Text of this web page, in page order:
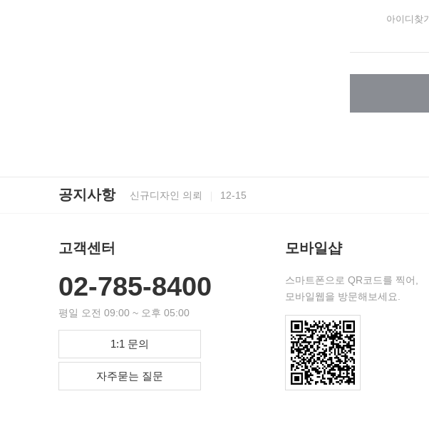
아이디찾기
공지사항 신규디자인 의뢰 12-15
01-24
반품 · 환불시 유의사항
신규디자인 의뢰
고객센터
02-785-8400
평일 오전 09:00 ~ 오후 05:00
1:1 문의
자주묻는 질문
모바일샵
스마트폰으로 QR코드를 찍어,
모바일웹을 방문해보세요.